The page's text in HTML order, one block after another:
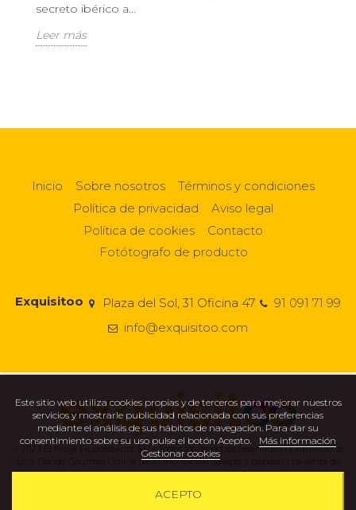
secreto ibérico a...
Leer más
Inicio Sobre nosotros
Términos y condiciones
Política de privacidad
Aviso legal
Política de cookies
Contacto
Fotótografo de producto
Exquisitoo Plaza del Sol, 31 Oficina 47
91 091 71 99
info@exquisitoo.com
Este sitio web utiliza cookies propias y de terceros para mejorar nuestros
servicios y mostrarle publicidad relacionada con sus preferencias
mediante el análisis de sus hábitos de navegación. Para dar su
consentimiento sobre su uso pulse el botón Acepto.
Más información
Gestionar cookies
ACEPTO
© 2023 El Ninja Fluorescente S.L – Todos los derechos reservados | Exquisitoo es
una Tienda Gourmet Online de Alimentación Selecta y Bebidas | La venta de
alcohol está prohibida a menores de 18 años.